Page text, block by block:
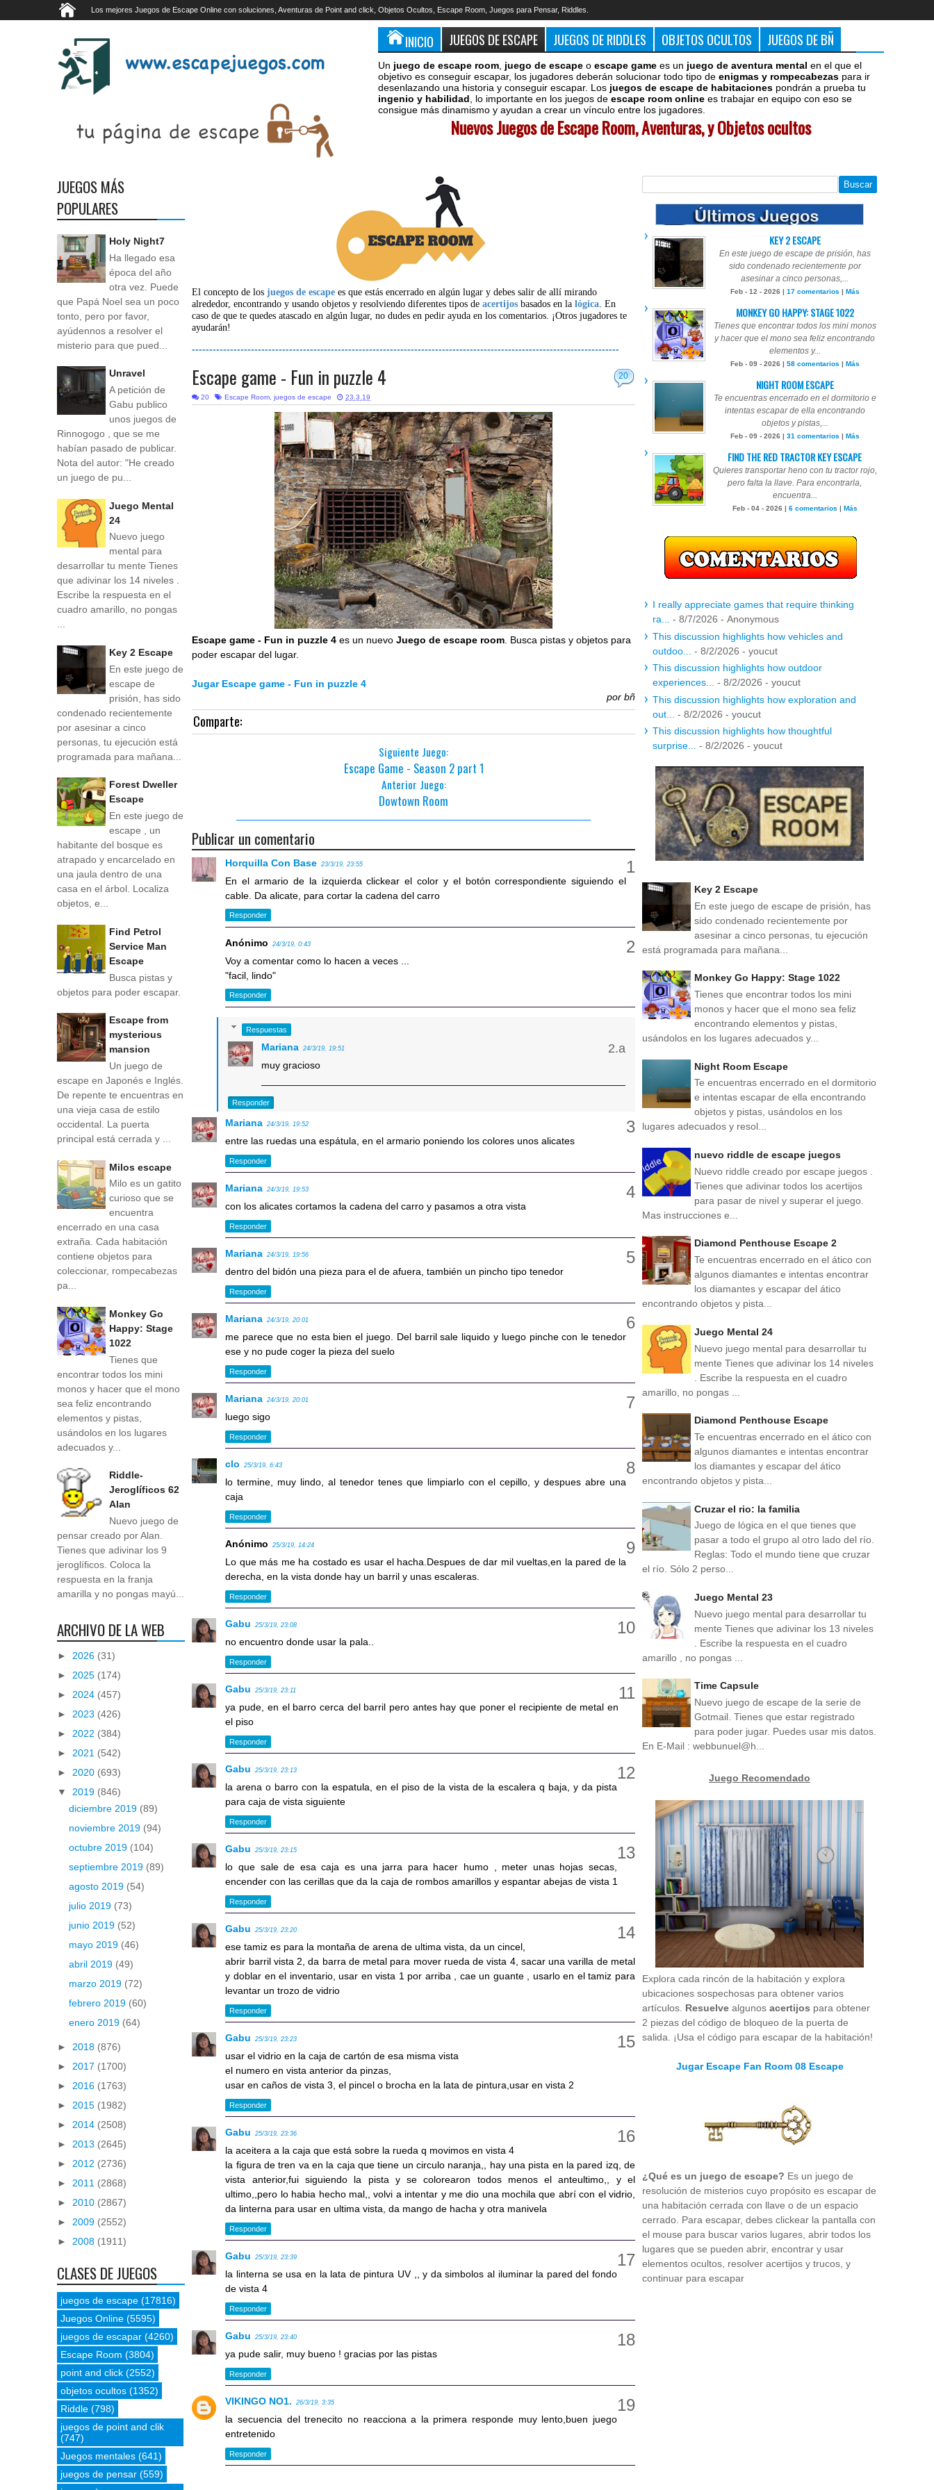
Los mejores Juegos de Escape Online con soluciones, Aventuras de Point and click, Objetos Ocultos, Escape Room, Juegos para Pensar, Riddles.
INICIO JUEGOS DE ESCAPE JUEGOS DE RIDDLES OBJETOS OCULTOS JUEGOS DE BÑ
Un juego de escape room juego de escape o escape game es un juego de aventura mental en el que el
objetivo es conseguir escapar, los jugadores deberán solucionar todo tipo de enigmas y rompecabezas para ir
desenlazando una historia y conseguir escapar. Los juegos de escape de habitaciones pondrán a prueba tu
ingenio y habilidad , lo importante en los juegos de escape room online es trabajar en equipo con eso se
consigue más dinamismo y ayudan a crear un vínculo entre los jugadores.
Nuevos Juegos de Escape Room, Aventuras, y Objetos ocultos
El concepto de losjuegos de escape es que estás encerrado en algún lugar y debes salir de allí mirando
alrededor, encontrando y usando objetos y resolviendo diferentes tipos deacertijos basados en lalógica. En
caso de que te quedes atascado en algún lugar, no dudes en pedir ayuda en los comentarios. ¡Otros jugadores te
ayudarán!
---------------------------------------------------------------------------------------------------------------------------
20
Escape game - Fun in puzzle 4
20 Escape Room juegos de escape 23.3.19
Escape game - Fun in puzzle 4 es un nuevoJuego de escape room . Busca pistas y objetos para
poder escapar del lugar.
Jugar Escape game - Fun in puzzle 4
por bñ
Comparte:
Siguiente Juego:
Escape Game - Season 2 part 1
Anterior Juego:
Dowtown Room
Publicar un comentario
Horquilla Con Base 23/3/19, 23:55
En el armario de la izquierda clickear el color y el botón correspondiente siguiendo el
cable. Da alicate, para cortar la cadena del carro
Responder
Anónimo 24/3/19, 0:43
Voy a comentar como lo hacen a veces ...
"facil, lindo"
Responder
Respuestas
Mariana 24/3/19, 19:51
muy gracioso
Responder
Mariana 24/3/19, 19:52
entre las ruedas una espátula, en el armario poniendo los colores unos alicates
Responder
Mariana 24/3/19, 19:53
con los alicates cortamos la cadena del carro y pasamos a otra vista
Responder
Mariana 24/3/19, 19:56
dentro del bidón una pieza para el de afuera, también un pincho tipo tenedor
Responder
Mariana 24/3/19, 20:01
me parece que no esta bien el juego. Del barril sale liquido y luego pinche con le tenedor
ese y no pude coger la pieza del suelo
Responder
Mariana 24/3/19, 20:01
luego sigo
Responder
clo 25/3/19, 6:43
lo termine, muy lindo, al tenedor tenes que limpiarlo con el cepillo, y despues abre una
caja
Responder
Anónimo 25/3/19, 14:24
Lo que más me ha costado es usar el hacha.Despues de dar mil vueltas,en la pared de la
derecha, en la vista donde hay un barril y unas escaleras.
Responder
Gabu 25/3/19, 23:08
no encuentro donde usar la pala..
Responder
Gabu 25/3/19, 23:11
ya pude, en el barro cerca del barril pero antes hay que poner el recipiente de metal en
el piso
Responder
Gabu 25/3/19, 23:13
la arena o barro con la espatula, en el piso de la vista de la escalera q baja, y da pista
para caja de vista siguiente
Responder
Gabu 25/3/19, 23:15
lo que sale de esa caja es una jarra para hacer humo , meter unas hojas secas,
encender con las cerillas que da la caja de rombos amarillos y espantar abejas de vista 1
Responder
Gabu 25/3/19, 23:20
ese tamiz es para la montaña de arena de ultima vista, da un cincel,
abrir barril vista 2, da barra de metal para mover rueda de vista 4, sacar una varilla de metal
y doblar en el inventario, usar en vista 1 por arriba , cae un guante , usarlo en el tamiz para
levantar un trozo de vidrio
Responder
Gabu 25/3/19, 23:23
usar el vidrio en la caja de cartón de esa misma vista
el numero en vista anterior da pinzas,
usar en caños de vista 3, el pincel o brocha en la lata de pintura,usar en vista 2
Responder
Gabu 25/3/19, 23:36
la aceitera a la caja que está sobre la rueda q movimos en vista 4
la figura de tren va en la caja que tiene un circulo naranja,, hay una pista en la pared izq, de
vista anterior,fui siguiendo la pista y se colorearon todos menos el anteultimo,, y el
ultimo,,pero lo habia hecho mal,, volvi a intentar y me dio una mochila que abrí con el vidrio,
da linterna para usar en ultima vista, da mango de hacha y otra manivela
Responder
Gabu 25/3/19, 23:39
la linterna se usa en la lata de pintura UV ,, y da simbolos al iluminar la pared del fondo
de vista 4
Responder
Gabu 25/3/19, 23:40
ya pude salir, muy bueno ! gracias por las pistas
Responder
VIKINGO NO1. 26/3/19, 3:35
la secuencia del trenecito no reacciona a la primera responde muy lento,buen juego
entretenido
Responder
JUEGOS MÁS
POPULARES
Holy Night7
Ha llegado esa
época del año
otra vez. Puede
que Papá Noel sea un poco
tonto, pero por favor,
ayúdennos a resolver el
misterio para que pued...
Unravel
A petición de
Gabu publico
unos juegos de
Rinnogogo , que se me
habían pasado de publicar.
Nota del autor: "He creado
un juego de pu...
Juego Mental
24
Nuevo juego
mental para
desarrollar tu mente Tienes
que adivinar los 14 niveles .
Escribe la respuesta en el
cuadro amarillo, no pongas
...
Key 2 Escape
En este juego de
escape de
prisión, has sido
condenado recientemente
por asesinar a cinco
personas, tu ejecución está
programada para mañana...
Forest Dweller
Escape
En este juego de
escape , un
habitante del bosque es
atrapado y encarcelado en
una jaula dentro de una
casa en el árbol. Localiza
objetos, e...
Find Petrol
Service Man
Escape
Busca pistas y
objetos para poder escapar.
Escape from
mysterious
mansion
Un juego de
escape en Japonés e Inglés.
De repente te encuentras en
una vieja casa de estilo
occidental. La puerta
principal está cerrada y ...
Milos escape
Milo es un gatito
curioso que se
encuentra
encerrado en una casa
extraña. Cada habitación
contiene objetos para
coleccionar, rompecabezas
pa...
Monkey Go
Happy: Stage
1022
Tienes que
encontrar todos los mini
monos y hacer que el mono
sea feliz encontrando
elementos y pistas,
usándolos en los lugares
adecuados y...
Riddle-
Jeroglíficos 62
Alan
Nuevo juego de
pensar creado por Alan.
Tienes que adivinar los 9
jeroglíficos. Coloca la
respuesta en la franja
amarilla y no pongas mayú...
ARCHIVO DE LA WEB
► 2026 (31)
► 2025 (174)
► 2024 (457)
► 2023 (426)
► 2022 (384)
► 2021 (542)
► 2020 (693)
▼ 2019 (846)
diciembre 2019 (89)
noviembre 2019 (94)
octubre 2019 (104)
septiembre 2019 (89)
agosto 2019 (54)
julio 2019 (73)
junio 2019 (52)
mayo 2019 (46)
abril 2019 (49)
marzo 2019 (72)
febrero 2019 (60)
enero 2019 (64)
► 2018 (876)
► 2017 (1700)
► 2016 (1763)
► 2015 (1982)
► 2014 (2508)
► 2013 (2645)
► 2012 (2736)
► 2011 (2868)
► 2010 (2867)
► 2009 (2552)
► 2008 (1911)
CLASES DE JUEGOS
juegos de escape (17816)
Juegos Online (5595)
juegos de escapar (4260)
Escape Room (3804)
point and click (2552)
objetos ocultos (1352)
Riddle (798)
juegos de point and clik
(747)
Juegos mentales (641)
juegos de pensar (559)
KEY 2 ESCAPE
En este juego de escape de prisión, has
sido condenado recientemente por
asesinar a cinco personas,...
Feb - 12 - 2026 | 17 comentarios | Más
MONKEY GO HAPPY: STAGE 1022
Tienes que encontrar todos los mini monos
y hacer que el mono sea feliz encontrando
elementos y...
Feb - 09 - 2026 | 58 comentarios | Más
NIGHT ROOM ESCAPE
Te encuentras encerrado en el dormitorio e
intentas escapar de ella encontrando
objetos y pistas,...
Feb - 09 - 2026 | 31 comentarios | Más
FIND THE RED TRACTOR KEY ESCAPE
Quieres transportar heno con tu tractor rojo,
pero falta la llave. Para encontrarla,
encuentra...
Feb - 04 - 2026 | 6 comentarios | Más
I really appreciate games that require thinking
ra...
- 8/7/2026 - Anonymous
This discussion highlights how vehicles and
outdoo...
- 8/2/2026 - youcut
This discussion highlights how outdoor
experiences...
- 8/2/2026 - youcut
This discussion highlights how exploration and
out...
- 8/2/2026 - youcut
This discussion highlights how thoughtful
surprise...
- 8/2/2026 - youcut
Key 2 Escape
En este juego de escape de prisión, has
sido condenado recientemente por
asesinar a cinco personas, tu ejecución
está programada para mañana...
Monkey Go Happy: Stage 1022
Tienes que encontrar todos los mini
monos y hacer que el mono sea feliz
encontrando elementos y pistas,
usándolos en los lugares adecuados y...
Night Room Escape
Te encuentras encerrado en el dormitorio
e intentas escapar de ella encontrando
objetos y pistas, usándolos en los
lugares adecuados y resol...
nuevo riddle de escape juegos
Nuevo riddle creado por escape juegos .
Tienes que adivinar todos los acertijos
para pasar de nivel y superar el juego.
Mas instrucciones e...
Diamond Penthouse Escape 2
Te encuentras encerrado en el ático con
algunos diamantes e intentas encontrar
los diamantes y escapar del ático
encontrando objetos y pista...
Juego Mental 24
Nuevo juego mental para desarrollar tu
mente Tienes que adivinar los 14 niveles
. Escribe la respuesta en el cuadro
amarillo, no pongas ...
Diamond Penthouse Escape
Te encuentras encerrado en el ático con
algunos diamantes e intentas encontrar
los diamantes y escapar del ático
encontrando objetos y pista...
Cruzar el rio: la familia
Juego de lógica en el que tienes que
pasar a todo el grupo al otro lado del río.
Reglas: Todo el mundo tiene que cruzar
el río. Sólo 2 perso...
Juego Mental 23
Nuevo juego mental para desarrollar tu
mente Tienes que adivinar los 13 niveles
. Escribe la respuesta en el cuadro
amarillo , no pongas ...
Time Capsule
Nuevo juego de escape de la serie de
Gotmail. Tienes que estar registrado
para poder jugar. Puedes usar mis datos.
En E-Mail : webbunuel@h...
Juego Recomendado
Explora cada rincón de la habitación y explora
ubicaciones sospechosas para obtener varios
artículos. Resuelve algunos acertijos para obtener
2 piezas del código de bloqueo de la puerta de
salida. ¡Usa el código para escapar de la habitación!
Jugar Escape Fan Room 08 Escape
¿Qué es un juego de escape? Es un juego de
resolución de misterios cuyo propósito es escapar de
una habitación cerrada con llave o de un espacio
cerrado. Para escapar, debes clickear la pantalla con
el mouse para buscar varios lugares, abrir todos los
lugares que se pueden abrir, encontrar y usar
elementos ocultos, resolver acertijos y trucos, y
continuar para escapar